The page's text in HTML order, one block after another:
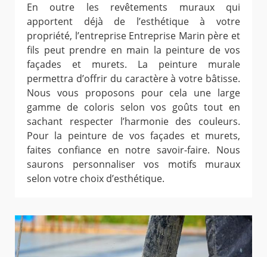
En outre les revêtements muraux qui
apportent déjà de l’esthétique à votre
propriété, l’entreprise Entreprise Marin père et
fils peut prendre en main la peinture de vos
façades et murets. La peinture murale
permettra d’offrir du caractère à votre bâtisse.
Nous vous proposons pour cela une large
gamme de coloris selon vos goûts tout en
sachant respecter l’harmonie des couleurs.
Pour la peinture de vos façades et murets,
faites confiance en notre savoir-faire. Nous
saurons personnaliser vos motifs muraux
selon votre choix d’esthétique.